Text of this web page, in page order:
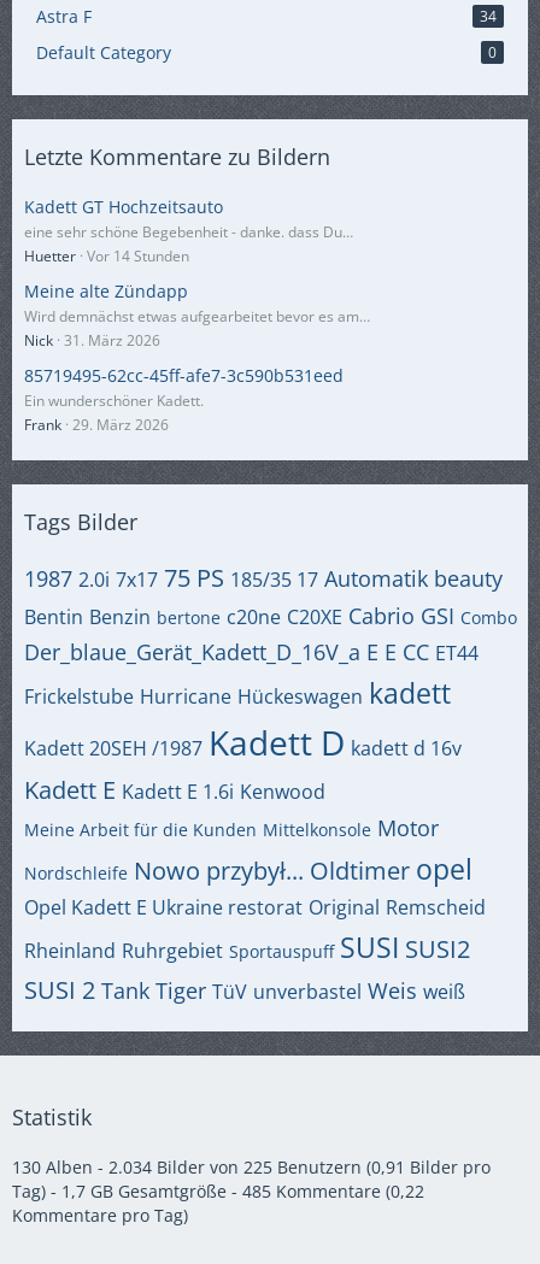
Astra F 34
Default Category 0
Letzte Kommentare zu Bildern
Kadett GT Hochzeitsauto
eine sehr schöne Begebenheit - danke. dass Du…
Huetter Vor 14 Stunden
Meine alte Zündapp
Wird demnächst etwas aufgearbeitet bevor es am…
Nick 31. März 2026
85719495-62cc-45ff-afe7-3c590b531eed
Ein wunderschöner Kadett.
Frank 29. März 2026
Tags Bilder
1987 2.0i 7x17 75 PS 185/35 17 Automatik beauty
Bentin Benzin bertone c20ne C20XE Cabrio GSI Combo
Der_blaue_Gerät_Kadett_D_16V_a E E CC ET44
Frickelstube Hurricane Hückeswagen kadett
Kadett 20SEH /1987 Kadett D kadett d 16v
Kadett E Kadett E 1.6i Kenwood
Meine Arbeit für die Kunden Mittelkonsole Motor
Nordschleife Nowo przybył... Oldtimer opel
Opel Kadett E Ukraine restorat Original Remscheid
Rheinland Ruhrgebiet Sportauspuff SUSI SUSI2
SUSI 2 Tank Tiger TüV unverbastel Weis weiß
Statistik
130 Alben - 2.034 Bilder von 225 Benutzern (0,91 Bilder pro
Tag) - 1,7 GB Gesamtgröße - 485 Kommentare (0,22
Kommentare pro Tag)